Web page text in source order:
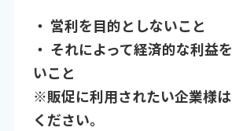
・ 営利を目的としないこと
・ それによって経済的な利益
いこと
※販促に利用されたい企業様
ください。